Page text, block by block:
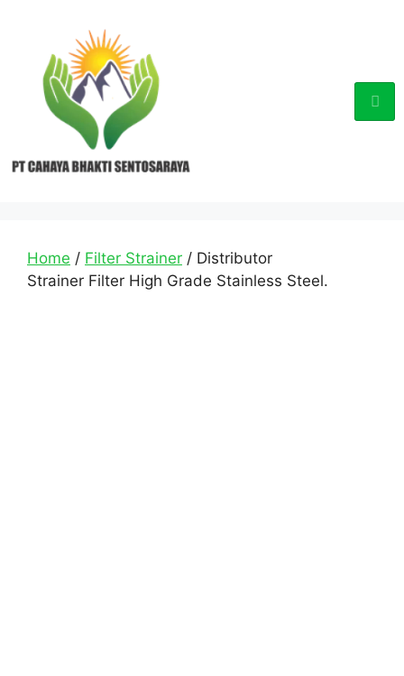
Home / Filter Strainer / Distributor
Strainer Filter High Grade Stainless Steel.